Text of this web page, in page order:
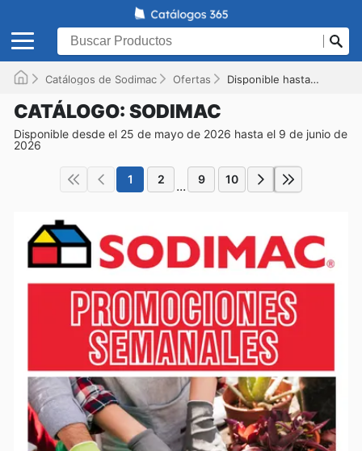
Catálogos de Sodimac Ofertas Disponible hasta el 09-06-2026
CATÁLOGO: SODIMAC
Disponible desde el 25 de mayo de 2026 hasta el 9 de junio de
2026
1 2 ... 9 10